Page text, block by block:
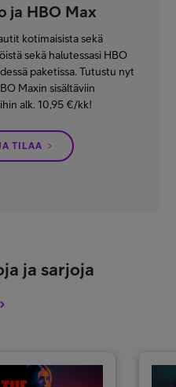
ja HBO Max
kotimaisista sekä
sekä halutessasi HBO
paketissa. Tutustu nyt
Maxin sisältäviin
alk. 10,95 €/kk!
TILAA
ja sarjoja